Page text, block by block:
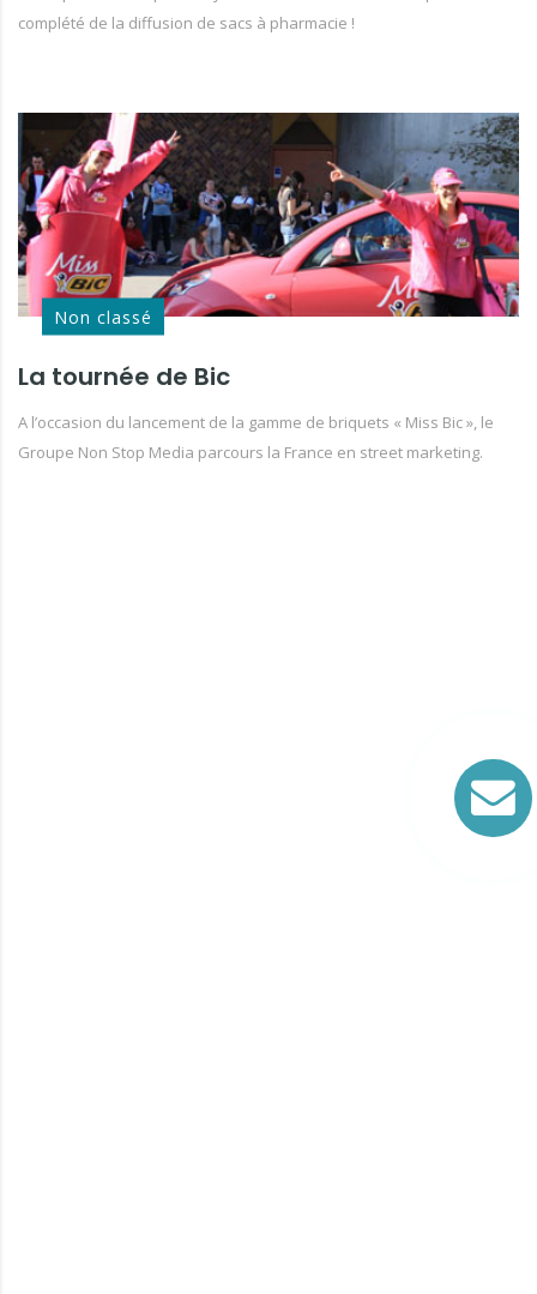
complété de la diffusion de sacs à pharmacie !
Non classé
La tournée de Bic
A l’occasion du lancement de la gamme de briquets « Miss Bic », le
Groupe Non Stop Media parcours la France en street marketing.